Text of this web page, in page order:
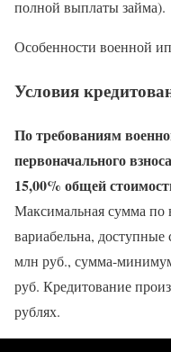
полной выплаты займа).
Особенности военной
Условия
По требованиям
первоначального
15,00% общей
Максимальная сумма
вариабельна,
млн руб., сумма-
руб. Кредитование
рублях.